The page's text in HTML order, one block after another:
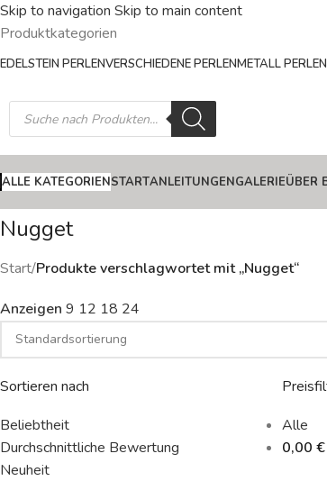
Skip to navigation Skip to main content
Produktkategorien
EDELSTEIN PERLENVERSCHIEDENE PERLENMETALL PERLEN
ALLE KATEGORIENSTARTANLEITUNGENGALERIEÜBER
Nugget
Start/Produkte verschlagwortet mit „Nugget“
Anzeigen 9 12 18 24
Sortieren nach
Beliebtheit
Durchschnittliche Bewertung
Neuheit
Alle
0,00 €